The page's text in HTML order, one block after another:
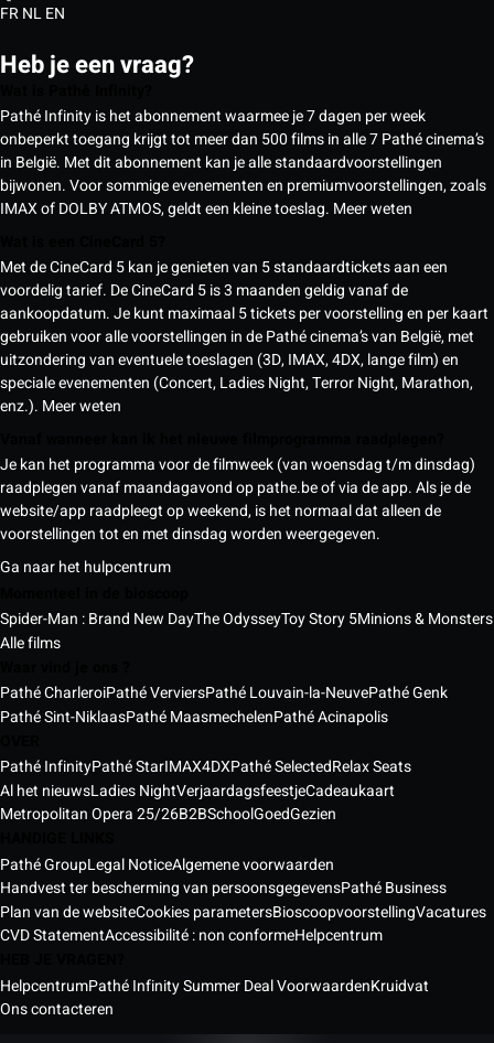
FRNLEN
Heb je een vraag?
Pathé Infinity is het abonnement waarmee je 7 dagen per week
onbeperkt toegang krijgt tot meer dan 500 films in alle 7 Pathé cinema’s
in België. Met dit abonnement kan je alle standaardvoorstellingen
bijwonen. Voor sommige evenementen en premiumvoorstellingen, zoals
IMAX of DOLBY ATMOS, geldt een kleine toeslag. Meer weten
Met de CineCard 5 kan je genieten van 5 standaardtickets aan een
voordelig tarief. De CineCard 5 is 3 maanden geldig vanaf de
aankoopdatum. Je kunt maximaal 5 tickets per voorstelling en per kaart
gebruiken voor alle voorstellingen in de Pathé cinema’s van België, met
uitzondering van eventuele toeslagen (3D, IMAX, 4DX, lange film) en
speciale evenementen (Concert, Ladies Night, Terror Night, Marathon,
enz.). Meer weten
Je kan het programma voor de filmweek (van woensdag t/m dinsdag)
raadplegen vanaf maandagavond op pathe.be of via de app. Als je de
website/app raadpleegt op weekend, is het normaal dat alleen de
voorstellingen tot en met dinsdag worden weergegeven.
Ga naar het hulpcentrum
Spider-Man : Brand New DayThe OdysseyToy Story 5Minions & Monsters
Alle films
Pathé CharleroiPathé VerviersPathé Louvain-la-NeuvePathé Genk
Pathé Sint-NiklaasPathé MaasmechelenPathé Acinapolis
Pathé InfinityPathé StarIMAX4DXPathé SelectedRelax Seats
Al het nieuwsLadies NightVerjaardagsfeestjeCadeaukaart
Metropolitan Opera 25/26B2BSchoolGoedGezien
Pathé GroupLegal NoticeAlgemene voorwaarden
Handvest ter bescherming van persoonsgegevensPathé Business
Plan van de websiteCookies parametersBioscoopvoorstellingVacatures
CVD StatementAccessibilité : non conformeHelpcentrum
HelpcentrumPathé Infinity Summer Deal VoorwaardenKruidvat
Ons contacteren